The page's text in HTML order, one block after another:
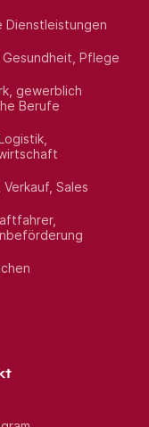
Dienstleistungen
Pflege
gewerblich
Berufe
Sales